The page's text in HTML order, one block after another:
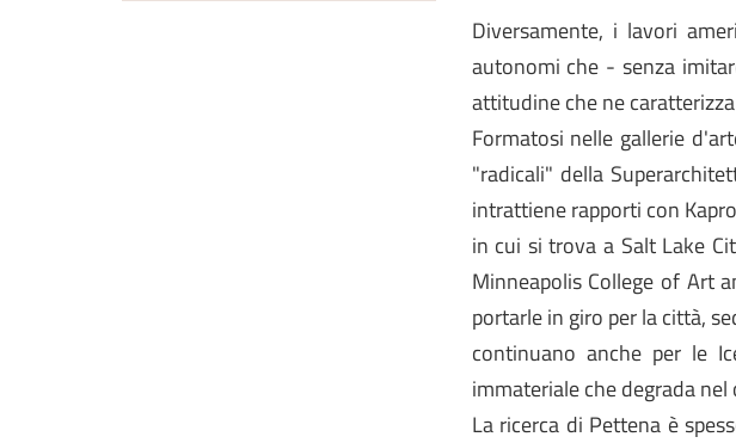
Diversamente, i lavori
autonomi che - senza
attitudine che ne
Formatosi nelle gallerie
"radicali" della
intrattiene rapporti con
in cui si trova a Salt Lake
Minneapolis College of Art
portarle in giro per la città,
continuano anche per le
immateriale che degrada
La ricerca di Pettena è